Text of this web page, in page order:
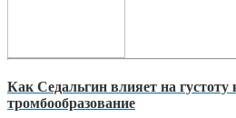
Как Седальгин влияет на густоту
тромбообразование